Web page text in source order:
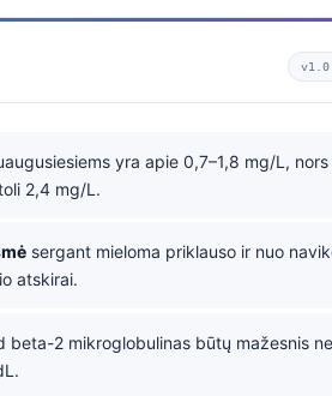
yra apie 0,7–1,8 mg/L,
2,4 mg/L.
sergant mieloma priklauso ir nuo
atskirai.
beta-2 mikroglobulinas būtų mažesnis